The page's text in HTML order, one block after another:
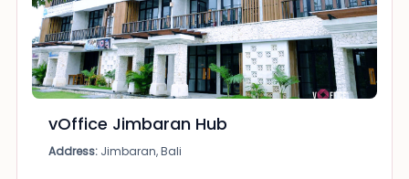
vOffice Jimbaran Hub
Address: Jimbaran, Bali